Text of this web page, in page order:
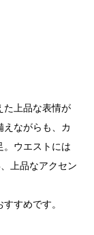
た上品な表情が
ながらも、カ
。ウエストには
上品なアクセン
すめです。